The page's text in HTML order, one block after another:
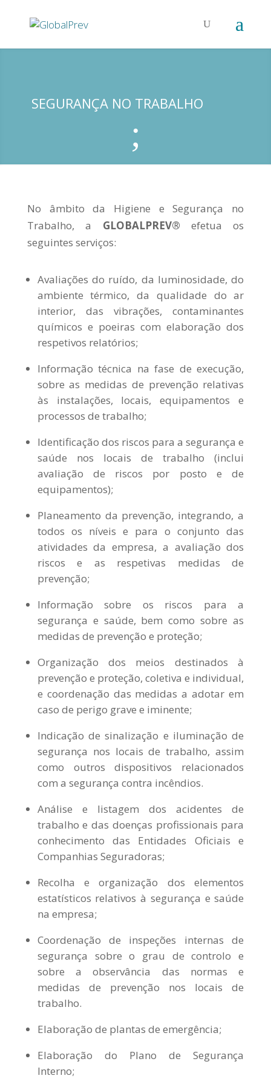
SEGURANÇA NO TRABALHO
;
No âmbito da Higiene e Segurança no
Trabalho, a GLOBALPREV® efetua os
seguintes serviços:
Avaliações do ruído, da luminosidade, do
ambiente térmico, da qualidade do ar
interior, das vibrações, contaminantes
químicos e poeiras com elaboração dos
respetivos relatórios;
Informação técnica na fase de execução,
sobre as medidas de prevenção relativas
às instalações, locais, equipamentos e
processos de trabalho;
Identificação dos riscos para a segurança e
saúde nos locais de trabalho (inclui
avaliação de riscos por posto e de
equipamentos);
Planeamento da prevenção, integrando, a
todos os níveis e para o conjunto das
atividades da empresa, a avaliação dos
riscos e as respetivas medidas de
prevenção;
Informação sobre os riscos para a
segurança e saúde, bem como sobre as
medidas de prevenção e proteção;
Organização dos meios destinados à
prevenção e proteção, coletiva e individual,
e coordenação das medidas a adotar em
caso de perigo grave e iminente;
Indicação de sinalização e iluminação de
segurança nos locais de trabalho, assim
como outros dispositivos relacionados
com a segurança contra incêndios.
Análise e listagem dos acidentes de
trabalho e das doenças profissionais para
conhecimento das Entidades Oficiais e
Companhias Seguradoras;
Recolha e organização dos elementos
estatísticos relativos à segurança e saúde
na empresa;
Coordenação de inspeções internas de
segurança sobre o grau de controlo e
sobre a observância das normas e
medidas de prevenção nos locais de
trabalho.
Elaboração de plantas de emergência;
Elaboração do Plano de Segurança
Interno;